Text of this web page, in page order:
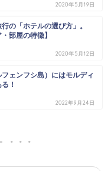
2020年5月19日
の「ホテルの選び方」。
部屋の特徴】
2020年5月12日
ェンフシ島）にはモルディ
！
2022年9月24日